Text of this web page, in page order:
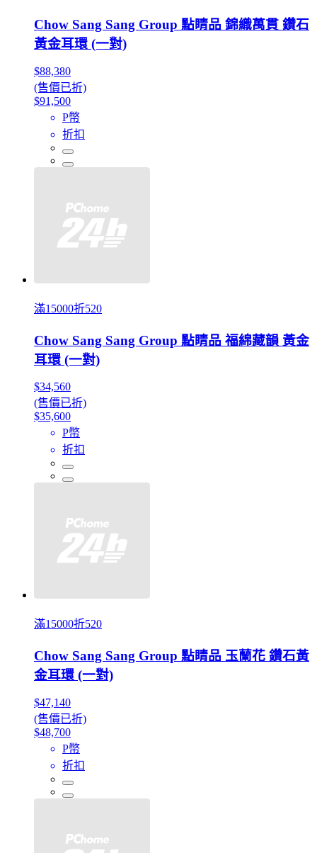
Chow Sang Sang Group 點睛品 錦織萬貫 鑽石
黃金耳環 (一對)
$88,380
(售價已折)
$91,500
P幣
折扣
滿15000折520
Chow Sang Sang Group 點睛品 福綿藏韻 黃金
耳環 (一對)
$34,560
(售價已折)
$35,600
P幣
折扣
滿15000折520
Chow Sang Sang Group 點睛品 玉蘭花 鑽石黃
金耳環 (一對)
$47,140
(售價已折)
$48,700
P幣
折扣